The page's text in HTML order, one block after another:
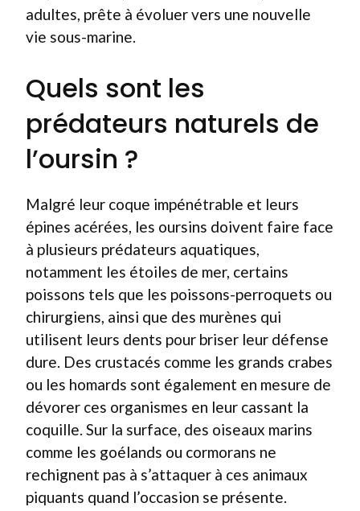
adultes, prête à évoluer vers une nouvelle
vie sous-marine.
Quels sont les
prédateurs naturels de
l’oursin ?
Malgré leur coque impénétrable et leurs
épines acérées, les oursins doivent faire face
à plusieurs prédateurs aquatiques,
notamment les étoiles de mer, certains
poissons tels que les poissons-perroquets ou
chirurgiens, ainsi que des murènes qui
utilisent leurs dents pour briser leur défense
dure. Des crustacés comme les grands crabes
ou les homards sont également en mesure de
dévorer ces organismes en leur cassant la
coquille. Sur la surface, des oiseaux marins
comme les goélands ou cormorans ne
rechignent pas à s’attaquer à ces animaux
piquants quand l’occasion se présente.